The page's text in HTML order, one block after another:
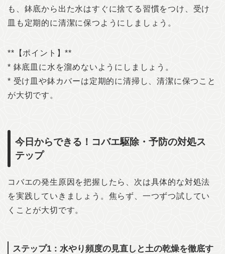
も、鉢底から出た水はすぐに捨てる習慣をつけ、受け
皿も定期的に清潔に保つようにしましょう。
**【ポイント】**
* 鉢底皿に水を溜めないようにしましょう。
* 受け皿や鉢カバーは定期的に清掃し、清潔に保つこと
が大切です。
今日からできる！コバエ駆除・予防の対処ス
テップ
コバエの発生原因を把握したら、次は具体的な対処法
を実践していきましょう。焦らず、一つずつ試してい
くことが大切です。
ステップ1：水やり頻度の見直しと土の乾燥を徹底す